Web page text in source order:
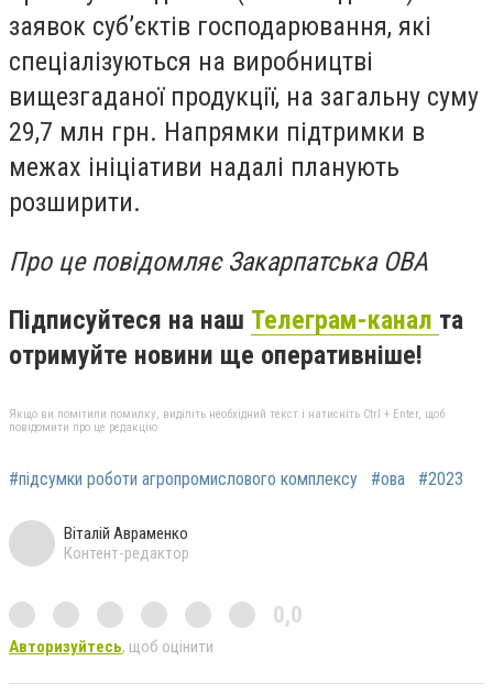
заявок суб’єктів господарювання, які
спеціалізуються на виробництві
вищезгаданої продукції, на загальну суму
29,7 млн грн. Напрямки підтримки в
межах ініціативи надалі планують
розширити.
Про це повідомляє Закарпатська ОВА
Підписуйтеся на наш Телеграм-канал та
отримуйте новини ще оперативніше!
Якщо ви помітили помилку, виділіть необхідний текст і натисніть Ctrl + Enter, щоб
повідомити про це редакцію
#підсумки роботи агропромислового комплексу #ова #2023
Віталій Авраменко
Контент-редактор
0,0
Авторизуйтесь, щоб оцінити